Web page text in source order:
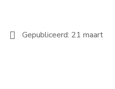
Gepubliceerd: 21 maart